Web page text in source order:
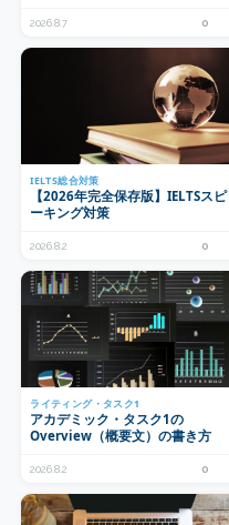
2026.8.7 0
IELTS総合対策
【2026年完全保存版】IELTSスピ
ーキング対策
2026.8.2 0
ライティング・タスク1
アカデミック・タスク1の
Overview（概要文）の書き方
2026.8.2 0